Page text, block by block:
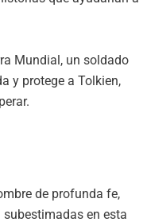
Mundial, un soldado
y protege a Tolkien,
de profunda fe,
en esta